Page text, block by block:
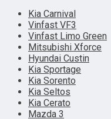
Kia Carnival
Vinfast VF3
Vinfast Limo Green
Mitsubishi Xforce
Hyundai Custin
Kia Sportage
Kia Sorento
Kia Seltos
Kia Cerato
Mazda 3